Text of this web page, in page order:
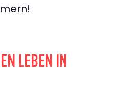
LEBEN IN